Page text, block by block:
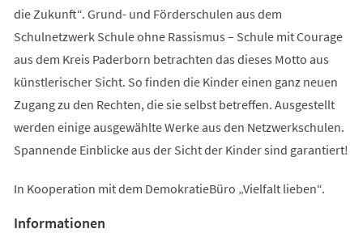
die Zukunft“. Grund- und Förderschulen aus dem
Schulnetzwerk Schule ohne Rassismus – Schule mit Courage
aus dem Kreis Paderborn betrachten das dieses Motto aus
künstlerischer Sicht. So finden die Kinder einen ganz neuen
Zugang zu den Rechten, die sie selbst betreffen. Ausgestellt
werden einige ausgewählte Werke aus den Netzwerkschulen.
Spannende Einblicke aus der Sicht der Kinder sind garantiert!
In Kooperation mit dem DemokratieBüro „Vielfalt lieben“.
Informationen